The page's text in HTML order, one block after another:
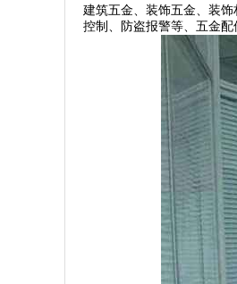
建筑五金、装饰五金、装
控制、防盗报警等、五金